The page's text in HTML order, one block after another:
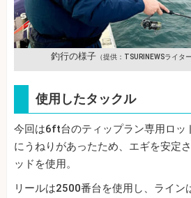
釣行の様子（提供：TSURINEWSライタ
使用したタックル
今回は6ft台のティップラン専用ロッ
にうねりがあったため、エギを安定
ッドを使用。
リールは2500番台を使用し、ライン